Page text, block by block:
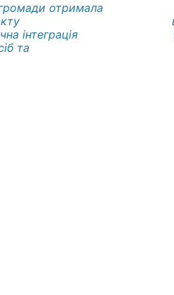
отримала
інтеграція
та